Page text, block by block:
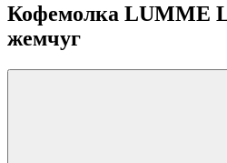
Кофемолка LUMME
жемчуг